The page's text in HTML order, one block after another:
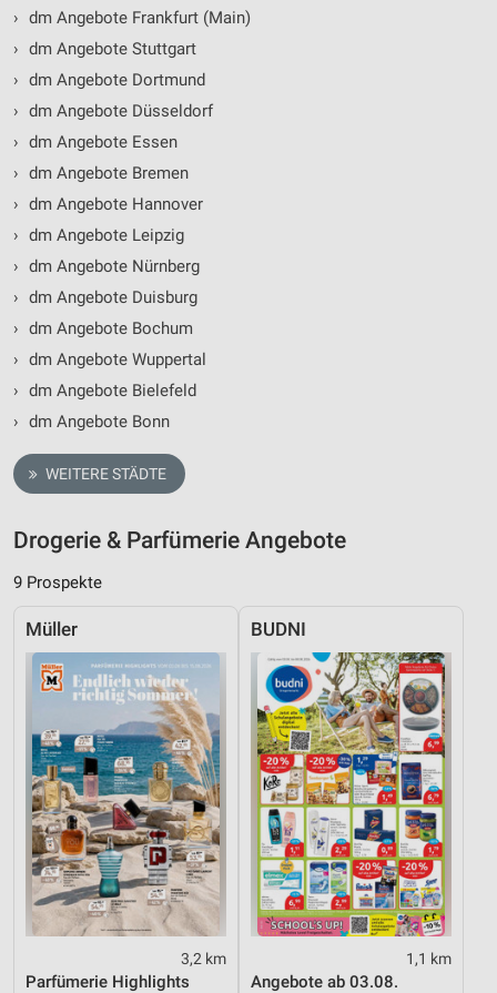
› dm Angebote Frankfurt (Main)
› dm Angebote Stuttgart
› dm Angebote Dortmund
› dm Angebote Düsseldorf
› dm Angebote Essen
› dm Angebote Bremen
› dm Angebote Hannover
› dm Angebote Leipzig
› dm Angebote Nürnberg
› dm Angebote Duisburg
› dm Angebote Bochum
› dm Angebote Wuppertal
› dm Angebote Bielefeld
› dm Angebote Bonn
WEITERE STÄDTE
Drogerie & Parfümerie Angebote
9 Prospekte
Müller
3,2 km
Parfümerie Highlights
BUDNI
1,1 km
Angebote ab 03.08.